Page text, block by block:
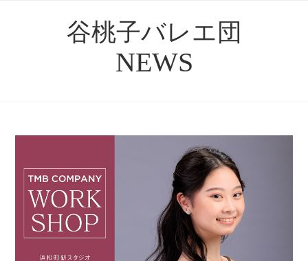
谷桃子バレエ団
NEWS